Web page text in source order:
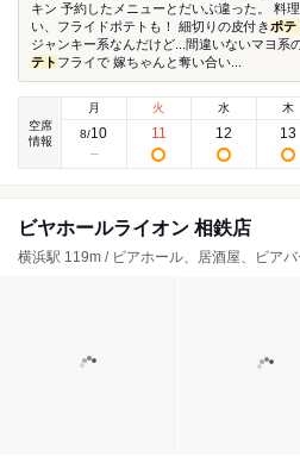
キン 予約したメニューとだいぶ違った。 料
い、フライドポテトも！ 細切りの皮付き ポテ
ジャンキー系なんだけど...間違いないマヨ系
テト フライで 嫁ちゃんと奪い合い...
空席
情報
月
8/10
火
11
水
12
木
13
ビヤホールライオン 相鉄店
横浜駅 119m / ビアホール、居酒屋、ビアバ